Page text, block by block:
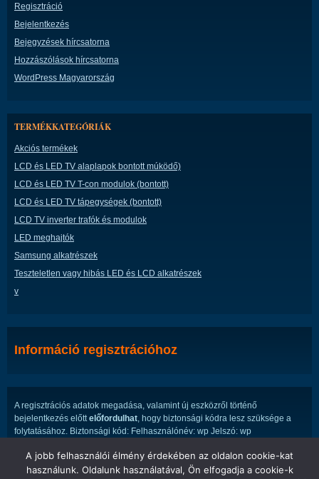
Regisztráció
Bejelentkezés
Bejegyzések hírcsatorna
Hozzászólások hírcsatorna
WordPress Magyarország
TERMÉKKATEGÓRIÁK
Akciós termékek
LCD és LED TV alaplapok bontott múködő)
LCD és LED TV T-con modulok (bontott)
LCD és LED TV tápegységek (bontott)
LCD TV inverter trafók és modulok
LED meghajtók
Samsung alkatrészek
Teszteletlen vagy hibás LED és LCD alkatrészek
v
Információ regisztrációhoz
A regisztrációs adatok megadása, valamint új eszközről történő
bejelentkezés előttelőfordulhat, hogy biztonsági kódra lesz szüksége a
folytatásához. Biztonsági kód: Felhasználónév: wp Jelszó: wp
A jobb felhasználói élmény érdekében az oldalon cookie-kat
használunk. Oldalunk használatával, Ön elfogadja a cookie-k